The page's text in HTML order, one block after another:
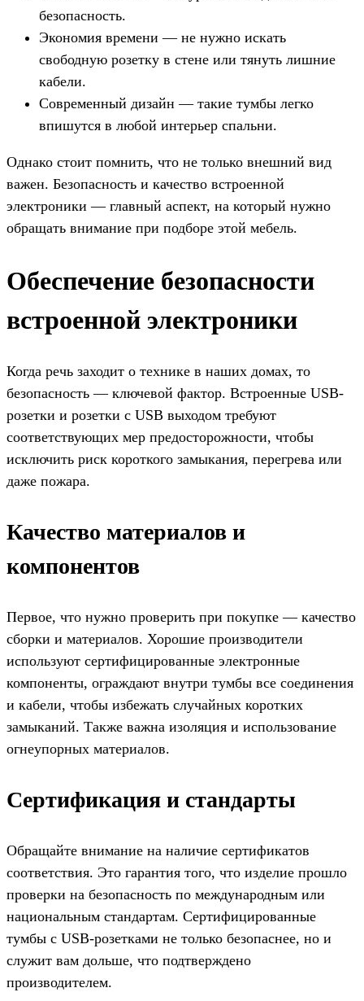
безопасность.
Экономия времени — не нужно искать
свободную розетку в стене или тянуть лишние
кабели.
Современный дизайн — такие тумбы легко
впишутся в любой интерьер спальни.
Однако стоит помнить, что не только внешний вид
важен. Безопасность и качество встроенной
электроники — главный аспект, на который нужно
обращать внимание при подборе этой мебель.
Обеспечение безопасности
встроенной электроники
Когда речь заходит о технике в наших домах, то
безопасность — ключевой фактор. Встроенные USB-
розетки и розетки с USB выходом требуют
соответствующих мер предосторожности, чтобы
исключить риск короткого замыкания, перегрева или
даже пожара.
Качество материалов и
компонентов
Первое, что нужно проверить при покупке — качество
сборки и материалов. Хорошие производители
используют сертифицированные электронные
компоненты, ограждают внутри тумбы все соединения
и кабели, чтобы избежать случайных коротких
замыканий. Также важна изоляция и использование
огнеупорных материалов.
Сертификация и стандарты
Обращайте внимание на наличие сертификатов
соответствия. Это гарантия того, что изделие прошло
проверки на безопасность по международным или
национальным стандартам. Сертифицированные
тумбы с USB-розетками не только безопаснее, но и
служит вам дольше, что подтверждено
производителем.